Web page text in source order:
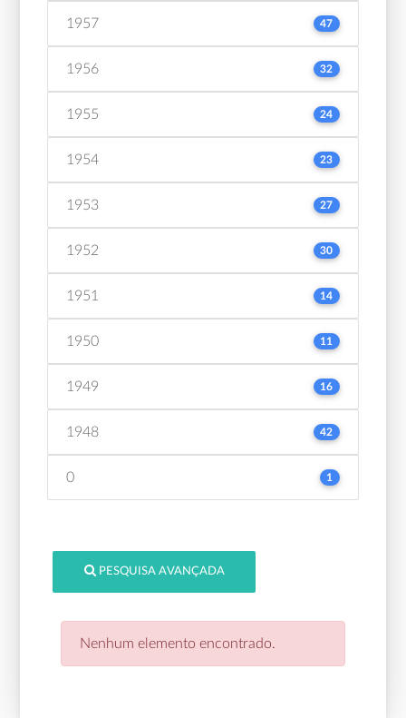
1957 47
1956 32
1955 24
1954 23
1953 27
1952 30
1951 14
1950 11
1949 16
1948 42
0 1
PESQUISA AVANÇADA
Nenhum elemento encontrado.